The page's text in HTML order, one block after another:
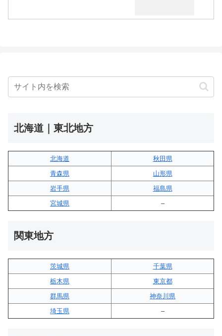
北海道｜東北地方
北海道
秋田県
青森県
山形県
岩手県
福島県
宮城県
–
関東地方
茨城県
千葉県
栃木県
東京都
群馬県
神奈川県
埼玉県
–